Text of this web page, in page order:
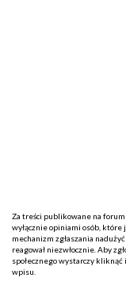
Za treści publikowane na
wyłącznie opiniami osób,
mechanizm zgłaszania
reagował niezwłocznie. Aby
społecznego wystarczy
wpisu.